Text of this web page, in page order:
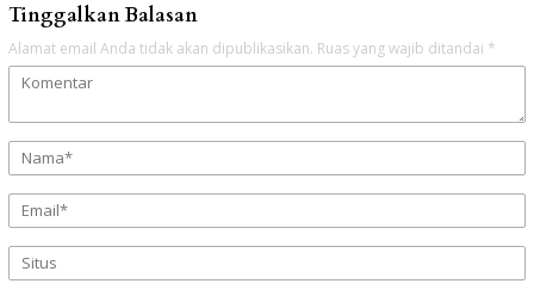
Tinggalkan Balasan
Alamat email Anda tidak akan dipublikasikan. Ruas yang wajib ditandai *